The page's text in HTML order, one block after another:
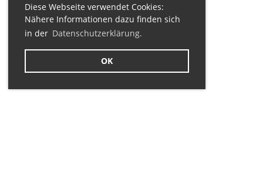
Diese Webseite verwendet Cookies:
Nähere Informationen dazu finden sich
in der Datenschutzerklärung.
OK